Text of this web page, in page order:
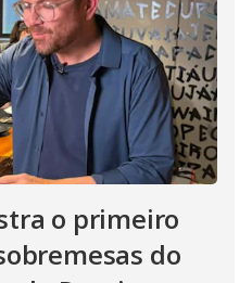
o primeiro
do